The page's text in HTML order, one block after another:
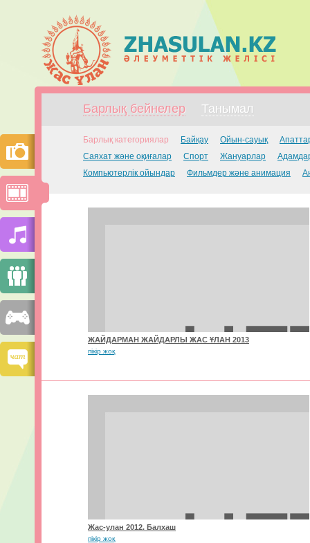
Барлық бейнелер Танымал
Барлық категориялар Байқау Ойын-сауық
Саяхат және оқиғалар
Спорт Жануарлар
Компьютерлік ойындар
Фильмдер және анимация
ЖАЙДАРМАН ЖАЙДАРЛЫ ЖАС ҰЛАН 2013
пікір жоқ
Жас-улан 2012. Балхаш
пікір жоқ